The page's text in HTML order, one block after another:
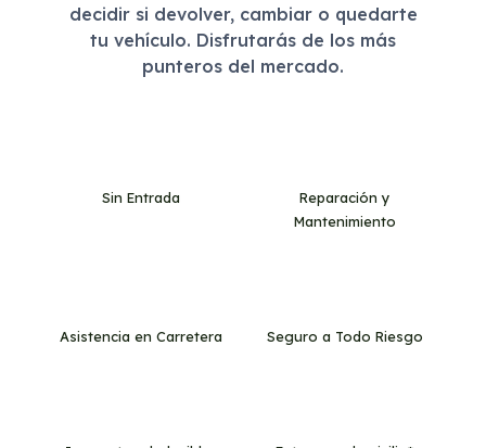
decidir si devolver, cambiar o quedarte
tu vehículo. Disfrutarás de los más
punteros del mercado.
Sin Entrada
Reparación y
Mantenimiento
Asistencia en Carretera Seguro a Todo Riesgo